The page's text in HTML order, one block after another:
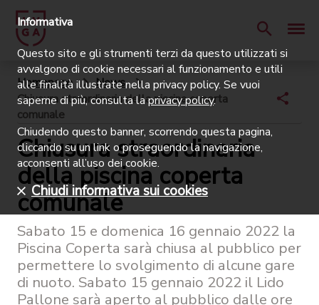
Homepage
News
Chiusura straordinaria della piscina coperta
comunale
Chiusura straordinaria
della piscina coperta
comunale
Sabato 15 e domenica 16 gennaio 2022 la
Piscina Coperta sarà chiusa al pubblico per
permettere lo svolgimento di alcune gare
di nuoto. Sabato 15 gennaio 2022 il Lido
Pallone sarà aperto al pubblico dalle ore
Informativa
Questo sito e gli strumenti terzi da questo utilizzati si
avvalgono di cookie necessari al funzionamento e utili
alle finalità illustrate nella privacy policy. Se vuoi
saperne di più, consulta laprivacy policy.
Chiudendo questo banner, scorrendo questa pagina,
cliccando su un link o proseguendo la navigazione,
acconsenti all’uso dei cookie.
Chiudi informativa sui cookies